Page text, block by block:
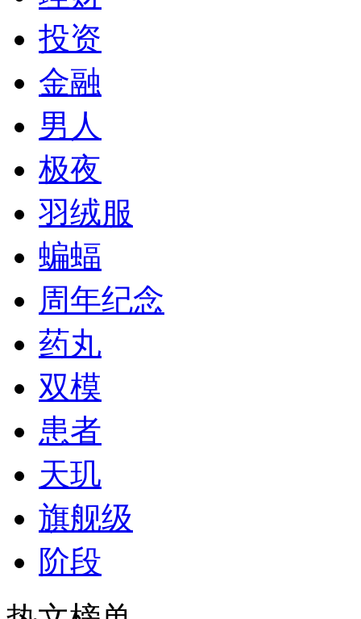
投资
金融
男人
极夜
羽绒服
蝙蝠
周年纪念
药丸
双模
患者
天玑
旗舰级
阶段